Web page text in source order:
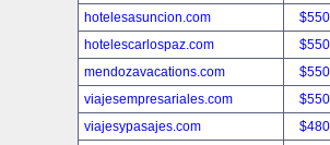
hotelesasuncion.com
hotelescarlospaz.com
mendozavacations.com
viajesempresariales.com
viajesypasajes.com